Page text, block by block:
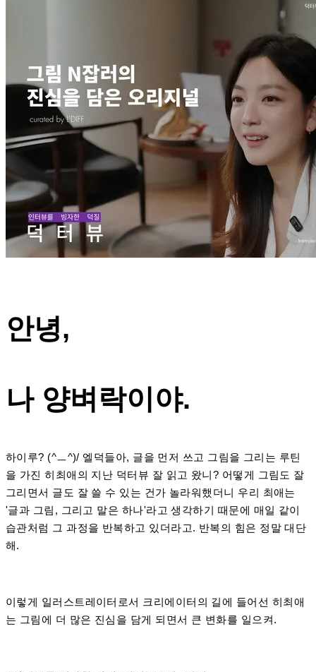
안녕,
나 양벼락이야.
하이루? (^ㅡ^)/ 엘덕들아, 글을 먼저 쓰고 그림을 그리는 루틴
을 가진 히최애의 지난 덕터뷰 잘 읽고 왔니? 어떻게 그림도 잘
그리면서 글도 잘 쓸 수 있는 건가 놀라워했더니 우리 최애는
'글과 그림, 그리고 말은 하나'라고 생각하기 때문에 매일 같이
습관처럼 그 과정을 반복하고 있더라고. 반복의 힘은 정말 대단
해.
이렇게 일러스트레이터로서 크리에이터의 길에 들어선 히최애
는 그림에 더 많은 진심을 담게 되면서 큰 변화를 일으켜.